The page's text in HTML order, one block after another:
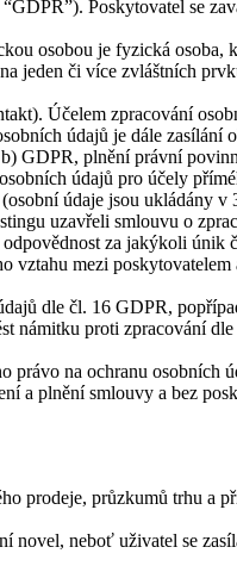
Poskytovatel se
osobou je fyzická osoba,
jeden či více zvláštních
Účelem zpracování
údajů je dále zasílání
GDPR, plnění právní
údajů pro účely
údaje jsou ukládány v
uzavřeli smlouvu o
za jakýkoli únik
mezi
dle čl. 16 GDPR,
námitku proti zpracování
právo na ochranu osobních
a plnění smlouvy a bez
prodeje, průzkumů trhu a
novel, neboť uživatel se